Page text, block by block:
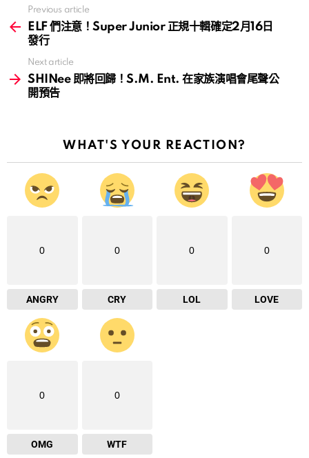
more
Previous article
ELF 們注意！Super Junior 正規十輯確定2月16日
發行
Next article
SHINee 即將回歸！S.M. Ent. 在家族演唱會尾聲公
開預告
WHAT'S YOUR REACTION?
0
ANGRY
0
CRY
0
LOL
0
LOVE
0
OMG
0
WTF